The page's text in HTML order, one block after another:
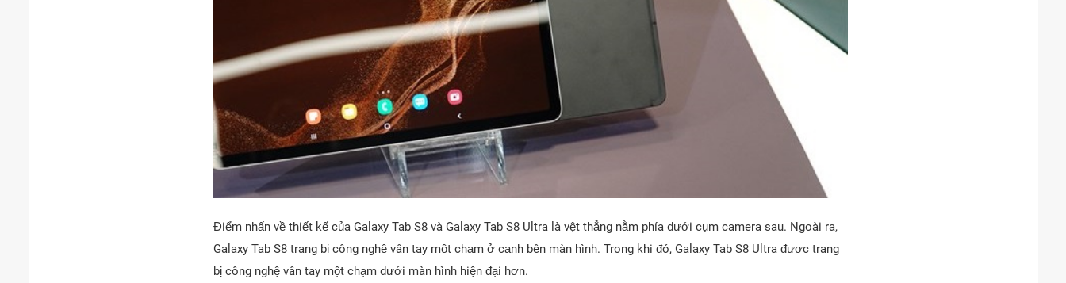
Điểm nhấn về thiết kế của Galaxy Tab S8 và Galaxy Tab S8 Ultra là vệt thẳng nằm phía dưới cụm camera sau. Ngoài ra,
Galaxy Tab S8 trang bị công nghệ vân tay một chạm ở cạnh bên màn hình. Trong khi đó, Galaxy Tab S8 Ultra được trang
bị công nghệ vân tay một chạm dưới màn hình hiện đại hơn.